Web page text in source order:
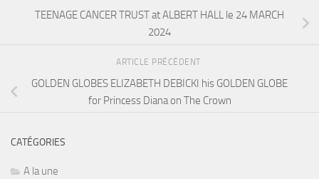
TEENAGE CANCER TRUST at ALBERT HALL le 24 MARCH
2024
ARTICLE PRÉCÉDENT
GOLDEN GLOBES ELIZABETH DEBICKI his GOLDEN GLOBE
for Princess Diana on The Crown
CATÉGORIES
A la une